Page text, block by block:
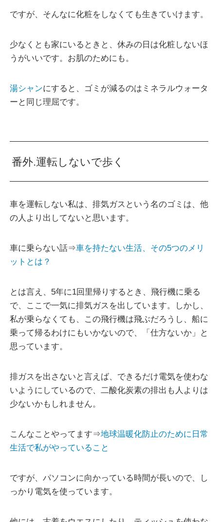
ですが、そんなに化粧をしなくても生きていけます。
少なくとも家にいるときと、休みの日は化粧しないほ
うがいいです。お肌のためにも。
湯シャンにすると、ゴミが減るのはミネラルウォータ
ーと同じ理屈です。
番外.運転しないで歩く
車を運転しない私は、排気ガスという名のゴミは、他
の人より出してないと思います。
車に乗らない話⇒車を持たない生活、その5つのメリ
ットとは？
とは言え、5年に1回里帰りするとき、飛行機に乗る
で、ここで一気に排気ガスを出しています。しかし、
私が乗らなくても、この飛行機は飛ぶだろうし、船に
乗って帰るわけにもいかないので、「仕方ないか」と
思っています。
排ガスを出さないと言えば、できるだけ電気を使わな
いようにしているので、二酸化炭素の排出も人よりは
少ないかもしれません。
こんなことやってます⇒地球温暖化防止のために日常
生活で私がやっていること
ですが、パソコンに向かっている時間が長いので、し
っかり電気を使っています。